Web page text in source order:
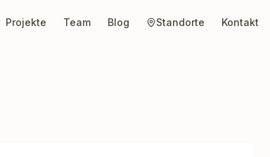
Projekte Team Blog Standorte Kontakt